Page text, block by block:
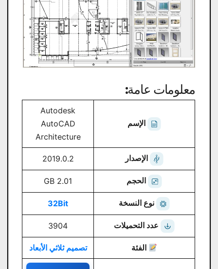
معلومات عامة:
الإسم
Autodesk
AutoCAD
Architecture
الإصدار 2019.0.2
الحجم 2.01 GB
نوع النسخة 32Bit
عدد التحميلات 3904
الفئة تصميم ثلاثي الأبعاد